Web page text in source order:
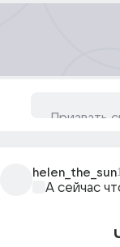
helen_the_sun
А сейчас